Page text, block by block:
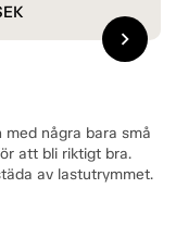
några bara små
att bli riktigt bra.
av lastutrymmet.
chevron_right